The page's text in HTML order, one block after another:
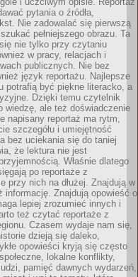
pytania o źródła,
Nie zadowalać się pierwszą
pełniejszego obrazu. Ta
nie tylko przy czytaniu
w pracy, relacjach i
publicznych. Nie bez
język reportażu. Najlepsze
potrafią być piękne literacko, a
Dzięki temu czytelnik
wiedzę, ale też doświadczenie
napisany reportaż ma rytm,
szczegółu i umiejętność
bez uciekania się do taniej
że lektura nie jest
Właśnie dlatego
po reportaże z
przy nich na dłużej. Znajdują w
informację. Znajdują opowieść o
lepiej zrozumieć innych i
też czytać reportaże z
Czasem wydaje nam się,
dzieją się daleko,
opowieści kryją się często
lokalne konflikty,
pamięć dawnych wydarzeń,